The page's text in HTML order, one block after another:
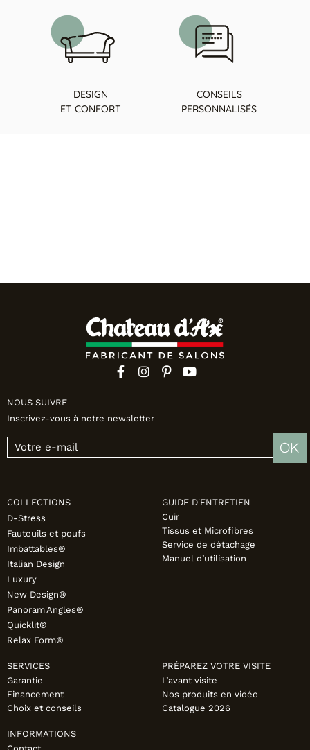
DESIGN
ET CONFORT
CONSEILS
PERSONNALISÉS
NOUS SUIVRE
Inscrivez-vous à notre newsletter
OK
COLLECTIONS
D-Stress
Fauteuils et poufs
Imbattables®
Italian Design
Luxury
New Design®
Panoram'Angles®
Quicklit®
Relax Form®
GUIDE D'ENTRETIEN
Cuir
Tissus et Microfibres
Service de détachage
Manuel d’utilisation
SERVICES
Garantie
Financement
Choix et conseils
PRÉPAREZ VOTRE VISITE
L’avant visite
Nos produits en vidéo
Catalogue 2026
INFORMATIONS